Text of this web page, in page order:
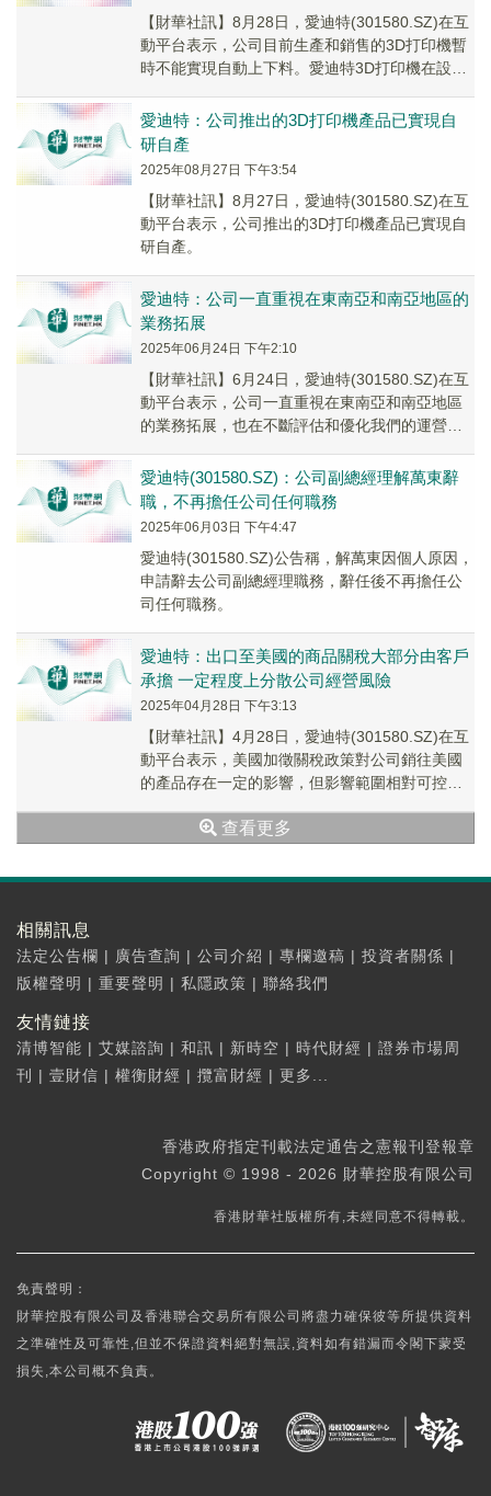
【財華社訊】8月28日，愛迪特(301580.SZ)在互
動平台表示，公司目前生產和銷售的3D打印機暫
時不能實現自動上下料。愛迪特3D打印機在設計
愛迪特：公司推出的3D打印機產品已實現自
研自產
2025年08月27日 下午3:54
【財華社訊】8月27日，愛迪特(301580.SZ)在互
動平台表示，公司推出的3D打印機產品已實現自
研自產。
愛迪特：公司一直重視在東南亞和南亞地區的
業務拓展
2025年06月24日 下午2:10
【財華社訊】6月24日，愛迪特(301580.SZ)在互
動平台表示，公司一直重視在東南亞和南亞地區
的業務拓展，也在不斷評估和優化我們的運營策
愛迪特(301580.SZ)：公司副總經理解萬東辭
職，不再擔任公司任何職務
2025年06月03日 下午4:47
愛迪特(301580.SZ)公告稱，解萬東因個人原因，
申請辭去公司副總經理職務，辭任後不再擔任公
司任何職務。
愛迪特：出口至美國的商品關稅大部分由客戶
承擔 一定程度上分散公司經營風險
2025年04月28日 下午3:13
【財華社訊】4月28日，愛迪特(301580.SZ)在互
動平台表示，美國加徵關稅政策對公司銷往美國
的產品存在一定的影響，但影響範圍相對可控，
查看更多
相關訊息
法定公告欄 | 廣告查詢 | 公司介紹 | 專欄邀稿 | 投資者關係 |
版權聲明 | 重要聲明 | 私隱政策 | 聯絡我們
友情鏈接
清博智能 | 艾媒諮詢 | 和訊 | 新時空 | 時代財經 | 證券市場周
刊
| 壹財信 | 權衡財經 | 攬富財經 | 更多...
香港政府指定刊載法定通告之憲報刊登報章
Copyright © 1998 - 2026 財華控股有限公司
香港財華社版權所有,未經同意不得轉載。
免責聲明：
財華控股有限公司及香港聯合交易所有限公司將盡力確保彼等所提供資料
之準確性及可靠性,但並不保證資料絕對無誤,資料如有錯漏而令閣下蒙受
損失,本公司概不負責。